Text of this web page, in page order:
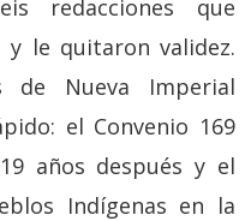
redacciones que
y le quitaron validez.
de Nueva Imperial
el Convenio 169
años después y el
Indígenas en la